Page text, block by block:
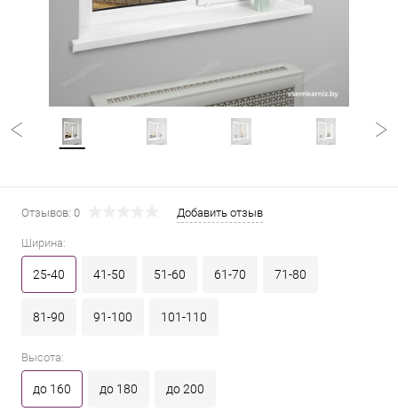
Отзывов: 0 Добавить отзыв
Ширина:
25-40 41-50 51-60 61-70 71-80
81-90 91-100 101-110
Высота:
до 160 до 180 до 200